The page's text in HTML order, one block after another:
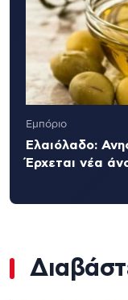
Εμπόριο
Ελαιόλαδο:
Έρχεται νέα